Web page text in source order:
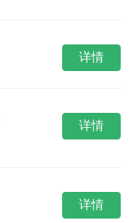
详情
详情
详情